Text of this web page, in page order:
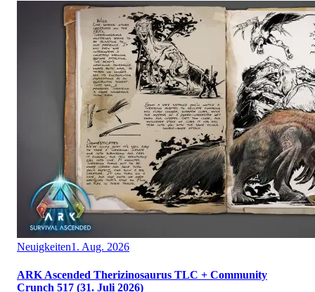
Neuigkeiten1. Aug. 2026
ARK Ascended Therizinosaurus TLC + Community
Crunch 517 (31. Juli 2026)